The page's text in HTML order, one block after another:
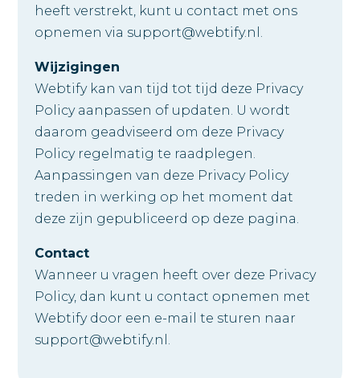
heeft verstrekt, kunt u contact met ons
opnemen via support@webtify.nl.
Wijzigingen
Webtify kan van tijd tot tijd deze Privacy
Policy aanpassen of updaten. U wordt
daarom geadviseerd om deze Privacy
Policy regelmatig te raadplegen.
Aanpassingen van deze Privacy Policy
treden in werking op het moment dat
deze zijn gepubliceerd op deze pagina.
Contact
Wanneer u vragen heeft over deze Privacy
Policy, dan kunt u contact opnemen met
Webtify door een e-mail te sturen naar
support@webtify.nl.